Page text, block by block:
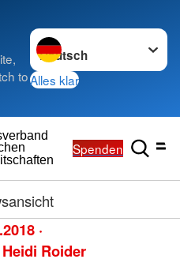
to
Sprache wechseln zu
Alles klar
Spenden
·
Heidi Roider